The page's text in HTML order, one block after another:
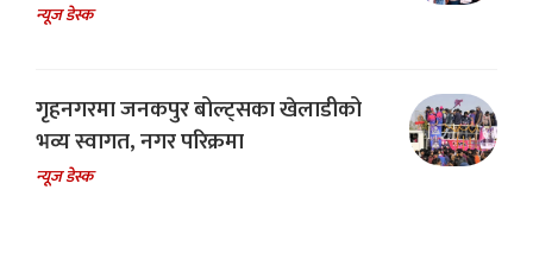
न्यूज डेस्क
गृहनगरमा जनकपुर बोल्ट्सका खेलाडीको
भव्य स्वागत, नगर परिक्रमा
न्यूज डेस्क